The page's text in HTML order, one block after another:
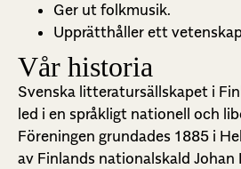
Ger ut folkmusik.
Upprätthåller ett
Vår historia
Svenska litteratursällskapet i
led i en språkligt nationell och
Föreningen grundades 1885 i
av Finlands nationalskald Johan